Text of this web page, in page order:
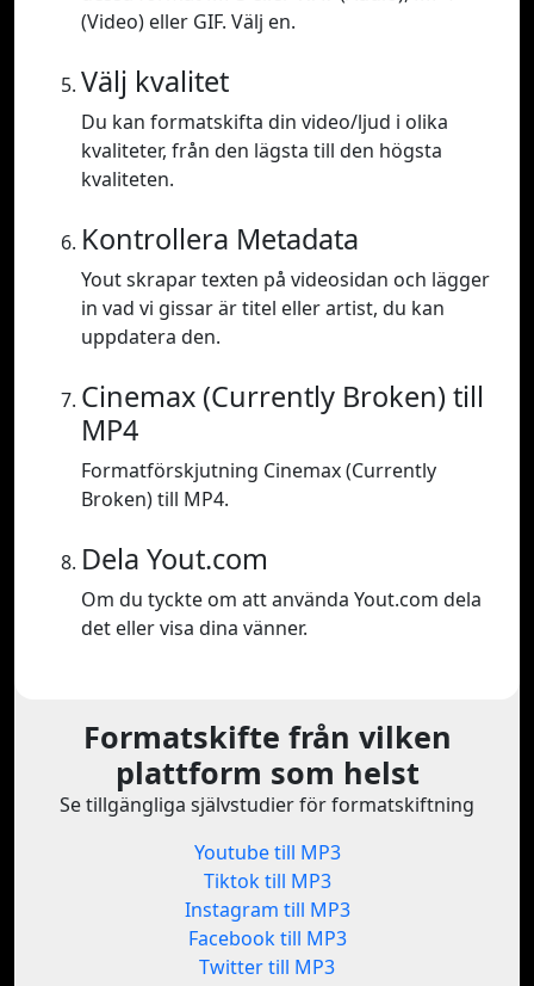
(Video) eller GIF. Välj en.
Välj kvalitet
Du kan formatskifta din video/ljud i olika
kvaliteter, från den lägsta till den högsta
kvaliteten.
Kontrollera Metadata
Yout skrapar texten på videosidan och lägger
in vad vi gissar är titel eller artist, du kan
uppdatera den.
Cinemax (Currently Broken) till
MP4
Formatförskjutning Cinemax (Currently
Broken) till MP4.
Dela Yout.com
Om du tyckte om att använda Yout.com dela
det eller visa dina vänner.
Formatskifte från vilken
plattform som helst
Se tillgängliga självstudier för formatskiftning
Youtube till MP3
Tiktok till MP3
Instagram till MP3
Facebook till MP3
Twitter till MP3